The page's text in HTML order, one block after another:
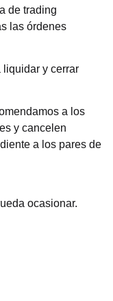
de trading
las órdenes
liquidar y cerrar
a los
y cancelen
a los pares de
ocasionar.